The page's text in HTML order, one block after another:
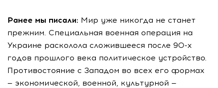
Ранее мы писали: Мир уже никогда не станет
прежним. Специальная военная операция на
Украине расколола сложившееся после 90-х
годов прошлого века политическое устройство.
Противостояние с Западом во всех его формах
— экономической, военной, культурной —